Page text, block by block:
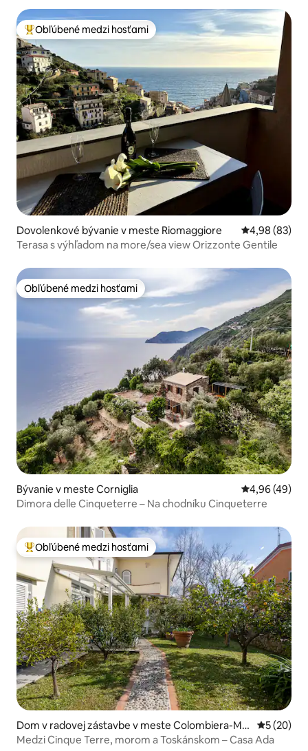
Najobľúbenejšie medzi hosťami
Obľúbené medzi hosťami
Dovolenkové bývanie v meste Riomaggiore Priemerné
4,98 (83)
Terasa s výhľadom na more/sea view Orizzonte Gentile
Obľúbené medzi hosťami
Obľúbené medzi hosťami
Bývanie v meste Corniglia Priemerné
4,96 (49)
Dimora delle Cinqueterre – Na chodníku Cinqueterre
Najobľúbenejšie medzi hosťami
Obľúbené medzi hosťami
Dom v radovej zástavbe v meste Colombiera-Mol
icciara
5 (20)
Medzi Cinque Terre, morom a Toskánskom – Casa Ada